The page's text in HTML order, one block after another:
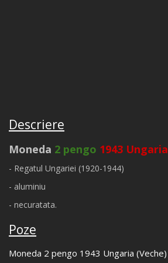
Descriere
Moneda 2 pengo 1943 Ungaria
- Regatul Ungariei (1920-1944)
- aluminiu
- necuratata.
Poze
Moneda 2 pengo 1943 Ungaria (Veche)